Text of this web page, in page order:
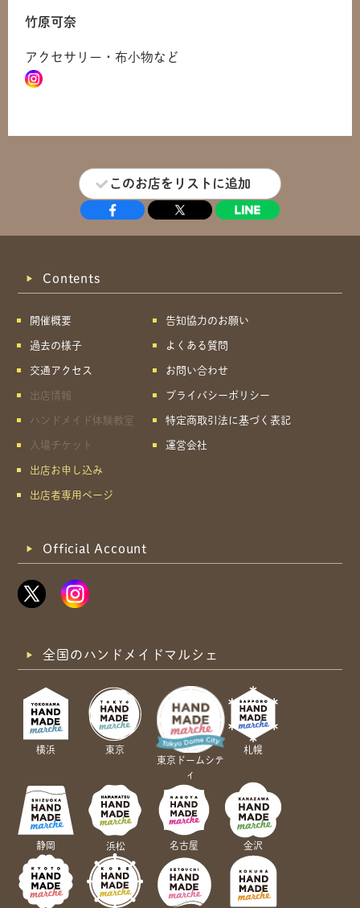
竹原可奈
アクセサリー・布小物など
このお店をリストに追加
Contents
開催概要
過去の様子
交通アクセス
出店情報
ハンドメイド体験教室
入場チケット
出店お申し込み
出店者専用ページ
告知協力のお願い
よくある質問
お問い合わせ
プライバシーポリシー
特定商取引法に基づく表記
運営会社
Official Account
全国のハンドメイドマルシェ
横浜
東京
東京ドームシテ
ィ
札幌
静岡 浜松 名古屋 金沢